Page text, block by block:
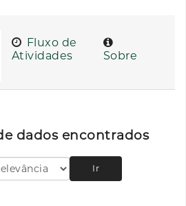
Fluxo de
Atividades
Sobre
dados encontrados
Ir